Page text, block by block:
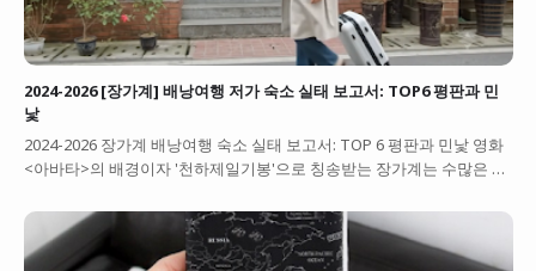
2024-2026 [장가계] 배낭여행 저가 숙소 실태 보고서: TOP6 평판과 민
낯
2024-2026 장가계 배낭여행 숙소 실태 보고서: TOP 6 평판과 민낯 영화
<아바타>의 배경이자 '천하제일기봉'으로 칭송받는 장가계는 수많은 …